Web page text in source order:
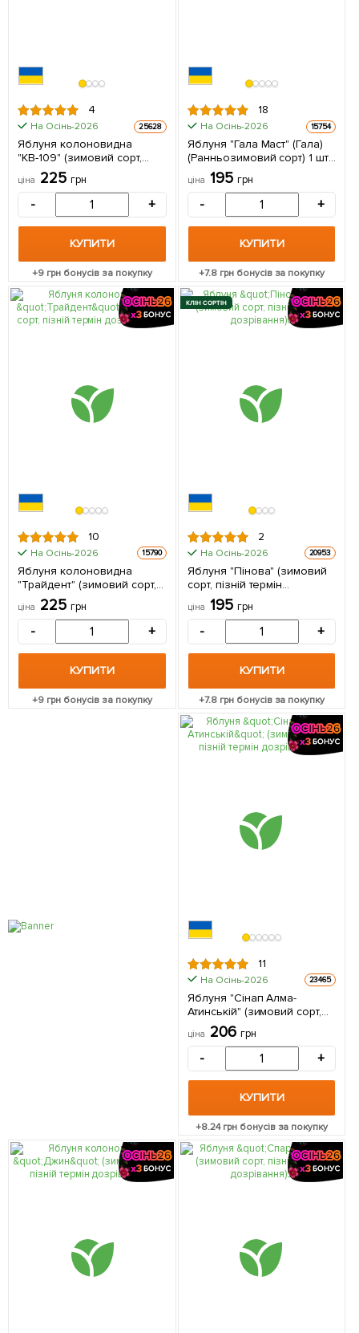
4
На Осінь-2026 25628
Яблуня колоновидна
"КВ-109" (зимовий сорт,
пізній термін дозрівання) 1
шт в упаковці
ціна 225 грн
- +
КУПИТИ
+9 грн бонусів за покупку
18
На Осінь-2026 15754
Яблуня "Гала Маст" (Гала)
(Ранньозимовий сорт) 1 шт
в упаковці
ціна 195 грн
- +
КУПИТИ
+7.8грн бонусів за покупку
10
На Осінь-2026 15790
Яблуня колоновидна
"Трайдент" (зимовий сорт,
пізній термін дозрівання) 1
шт в упаковці
ціна 225 грн
- +
КУПИТИ
+9 грн бонусів за покупку
КЛІН СОРТІН
2
На Осінь-2026 20953
Яблуня "Пінова" (зимовий
сорт, пізній термін
ціна 195 грн
- +
КУПИТИ
+7.8грн бонусів за покупку
11
На Осінь-2026 23465
Яблуня "Сінап Алма-
Атинській" (зимовий сорт,
пізній термін дозрівання) 1
шт в упаковці
ціна 206 грн
- +
КУПИТИ
+8.24грн бонусів за покупку